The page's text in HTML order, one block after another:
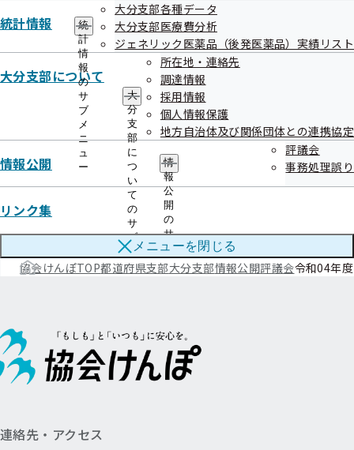
統計情報
統
計
情
報
の
サ
ブ
メ
ニ
ュ
ー
大分支部各種データ
大分支部医療費分析
ジェネリック医薬品（後発医薬品）実績リスト
大分支部について
大
分
支
部
に
つ
い
て
の
サ
ブ
メ
ニ
所在地・連絡先
調達情報
採用情報
個人情報保護
地方自治体及び関係団体との連携協定
情報公開
情
報
公
開
の
サ
ブ
メ
ニ
評議会
事務処理誤り
リンク集
メニューを閉じる
令和07年度
令和06年度
令和05年度
令和04年度
協会けんぽTOP都道府県支部大分支部情報公開評議会令和04年度
連絡先・アクセス